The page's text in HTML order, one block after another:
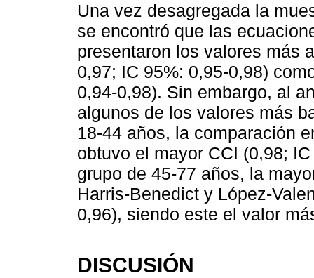
Una vez desagregada la
se encontró que las
presentaron los valores más
0,97; IC 95%: 0,95-0,98)
0,94-0,98). Sin embargo, al
algunos de los valores más
18-44 años, la comparación
obtuvo el mayor CCI (0,98;
grupo de 45-77 años, la
Harris-Benedict y López-
0,96), siendo este el valor
DISCUSIÓN